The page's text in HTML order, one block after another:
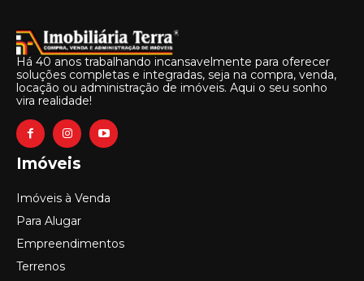
Há 40 anos trabalhando incansavelmente para oferecer
soluções completas e integradas, seja na compra, venda,
locação ou administração de imóveis. Aqui o seu sonho
vira realidade!
Imóveis
Imóveis à Venda
Para Alugar
Empreendimentos
Terrenos